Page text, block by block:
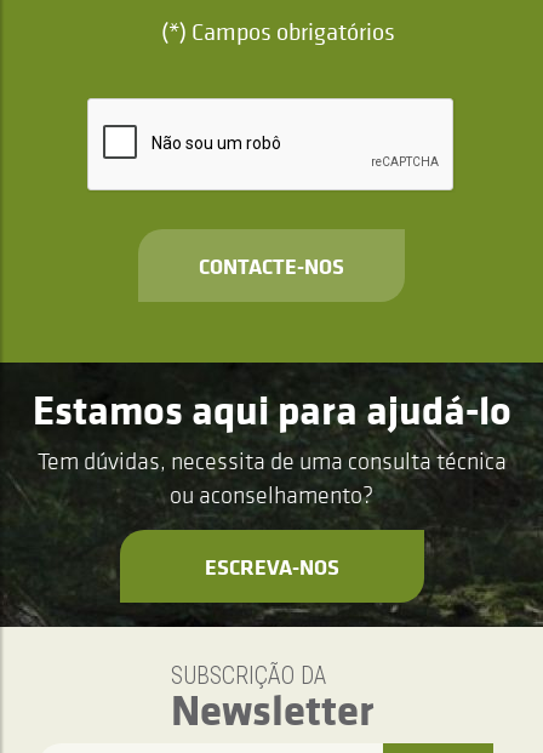
(*) Campos obrigatórios
CONTACTE-NOS
Estamos aqui para ajudá-lo
Tem dúvidas, necessita de uma consulta técnica
ou aconselhamento?
ESCREVA-NOS
SUBSCRIÇÃO DA
Newsletter